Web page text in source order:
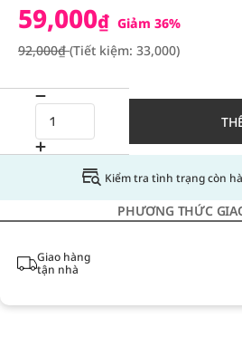
59,000₫ Giảm 36%
92,000₫(Tiết kiệm: 33,000)
Kiểm tra tình trạng còn
PHƯƠNG THỨC
Giao hàng
tận nhà